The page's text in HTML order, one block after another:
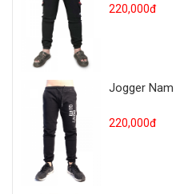
220,000đ
Jogger Nam
220,000đ